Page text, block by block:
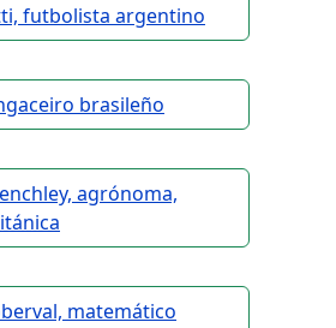
futbolista argentino
brasileño
agrónoma,
matemático